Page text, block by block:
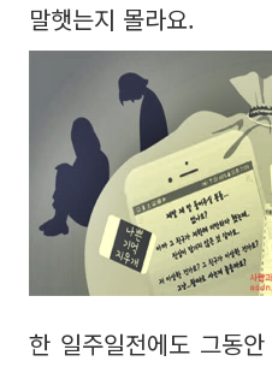
말햇는지 몰라요.
한 일주일전에도 그동